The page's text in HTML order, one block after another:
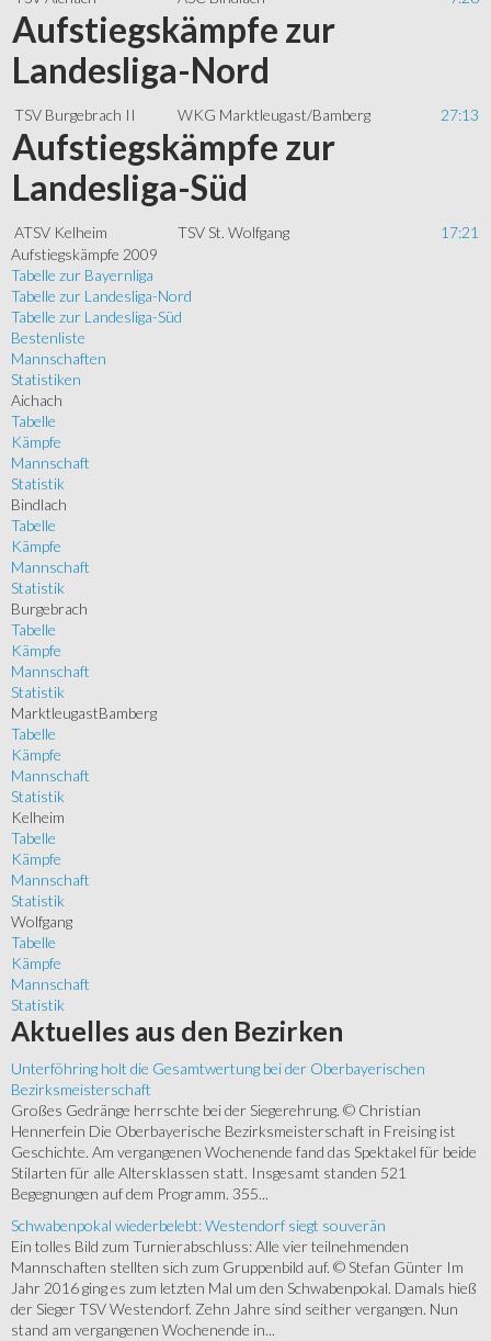
Aufstiegskämpfe zur
Landesliga-Nord
TSV Burgebrach II WKG Marktleugast/Bamberg 27:13
Aufstiegskämpfe zur
Landesliga-Süd
ATSV Kelheim TSV St. Wolfgang
17:21
Aufstiegskämpfe 2009
Tabelle zur Bayernliga
Tabelle zur Landesliga-Nord
Tabelle zur Landesliga-Süd
Bestenliste
Mannschaften
Statistiken
Aichach
Tabelle
Kämpfe
Mannschaft
Statistik
Bindlach
Tabelle
Kämpfe
Mannschaft
Statistik
Burgebrach
Tabelle
Kämpfe
Mannschaft
Statistik
MarktleugastBamberg
Tabelle
Kämpfe
Mannschaft
Statistik
Kelheim
Tabelle
Kämpfe
Mannschaft
Statistik
Wolfgang
Tabelle
Kämpfe
Mannschaft
Statistik
Aktuelles aus den Bezirken
Unterföhring holt die Gesamtwertung bei der Oberbayerischen
Bezirksmeisterschaft
Großes Gedränge herrschte bei der Siegerehrung. © Christian
Hennerfein Die Oberbayerische Bezirksmeisterschaft in Freising ist
Geschichte. Am vergangenen Wochenende fand das Spektakel für beide
Stilarten für alle Altersklassen statt. Insgesamt standen 521
Begegnungen auf dem Programm. 355...
Schwabenpokal wiederbelebt: Westendorf siegt souverän
Ein tolles Bild zum Turnierabschluss: Alle vier teilnehmenden
Mannschaften stellten sich zum Gruppenbild auf. © Stefan Günter Im
Jahr 2016 ging es zum letzten Mal um den Schwabenpokal. Damals hieß
der Sieger TSV Westendorf. Zehn Jahre sind seither vergangen. Nun
stand am vergangenen Wochenende in...